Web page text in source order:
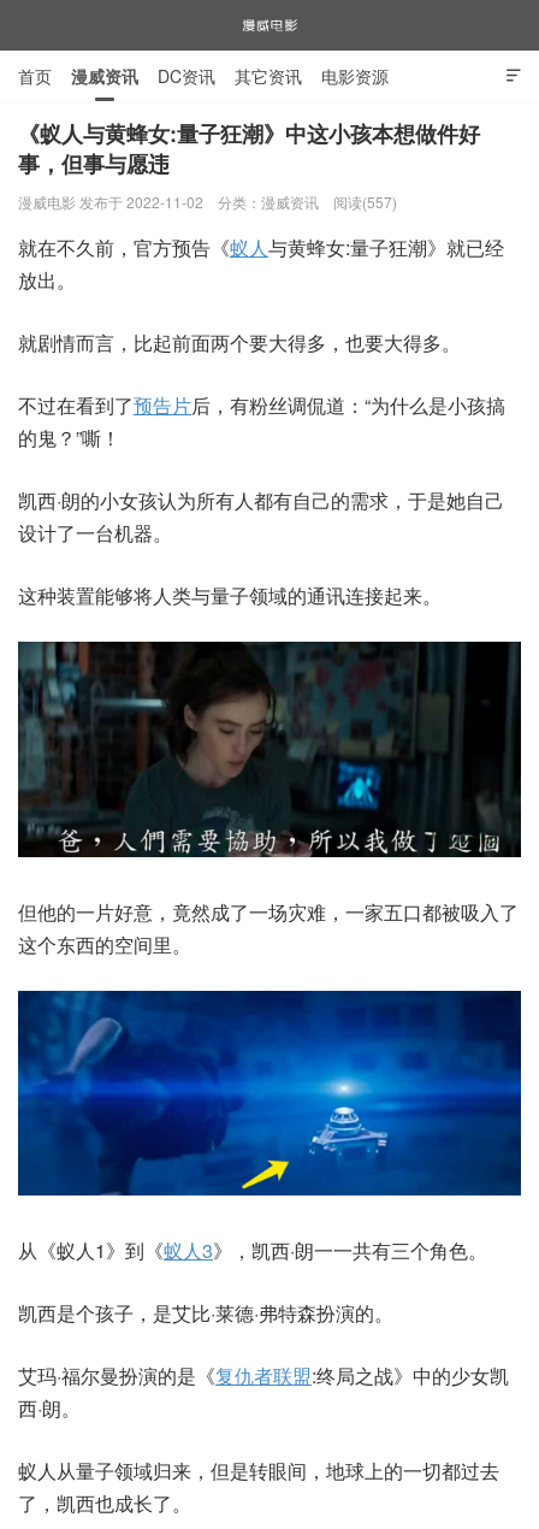
漫威电影

首页 漫威资讯 DC资讯 其它资讯 电影资源
电视剧资源 漫威图片
《蚁人与黄蜂女:量子狂潮》中这小孩本想做件好
事，但事与愿违
漫威电影 发布于 2022-11-02 分类： 漫威资讯 阅读(557)
就在不久前，官方预告《蚁人与黄蜂女:量子狂潮》就已经
放出。
就剧情而言，比起前面两个要大得多，也要大得多。
不过在看到了预告片后，有粉丝调侃道：“为什么是小孩搞
的鬼？”嘶！
凯西·朗的小女孩认为所有人都有自己的需求，于是她自己
设计了一台机器。
这种装置能够将人类与量子领域的通讯连接起来。
但他的一片好意，竟然成了一场灾难，一家五口都被吸入了
这个东西的空间里。
从《蚁人1》到《蚁人3》，凯西·朗一一共有三个角色。
凯西是个孩子，是艾比·莱德·弗特森扮演的。
艾玛·福尔曼扮演的是《复仇者联盟:终局之战》中的少女凯
西·朗。
蚁人从量子领域归来，但是转眼间，地球上的一切都过去
了，凯西也成长了。